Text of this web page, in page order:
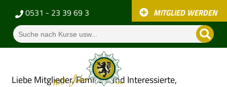
0531 - 23 39 69 3 MITGLIED WERDEN
Liebe Mitglieder, Familien und Interessierte,